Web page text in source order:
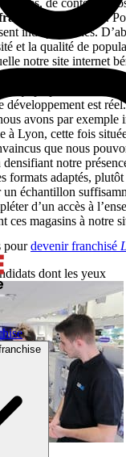
rentables
.
indispensables.
et la qualité de
notre site internet
Ensuite de bons
équipe
développement est
avons par exemple
à Lyon, cette fois
que nous
notre
formats adaptés, plutôt
un échantillon
d’un accès à
ces magasins à notre
pourdevenir franchisé
dont les yeux